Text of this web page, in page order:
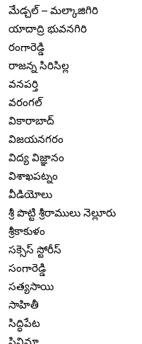
మేడ్చల్ – మల్కాజిగిరి
యాదాద్రి భువనగిరి
రంగారెడ్డి
రాజన్న సిరిసిల్ల
వనపర్తి
వరంగల్
వికారాబాద్
విజయనగరం
విద్య విజ్ఞానం
విశాఖపట్నం
వీడియోలు
శ్రీ పొట్టి శ్రీరాములు నెల్లూరు
శ్రీకాకుళం
సక్సెస్ స్టోరీస్
సంగారెడ్డి
సత్యసాయి
సాహితీ
సిద్ధిపేట